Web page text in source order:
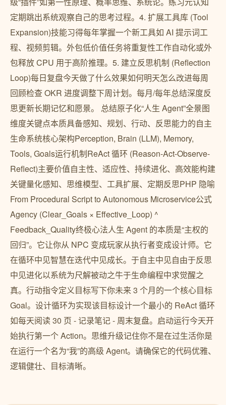
定期跳出系统观察自己的思考过程。4. 扩展工具库 (Tool
Expansion)技能习得每年掌握一个新工具如 AI 提示词工
程、视频剪辑。外包低价值任务将重复性工作自动化或外
包释放 CPU 用于高阶推理。5. 建立反思机制 (Reflection
Loop)每日复盘今天做了什么效果如何明天怎么改进每周
回顾检查 OKR 进度调整下周计划。每月/每年总结深度反
思更新长期记忆和愿景。 总结原子化“人生 Agent”全景图
维度关键点本质具备感知、规划、行动、反思能力的自主
生命系统核心架构Perception, Brain (LLM), Memory,
Tools, Goals运行机制ReAct 循环 (Reason-Act-Observe-
Reflect)主要价值自主性、适应性、持续进化、高效能构建
关键量化感知、思维模型、工具扩展、定期反思PHP 隐喻
From Procedural Script to Autonomous Microservice公式
Agency (Clear_Goals × Effective_Loop) ^
Feedback_Quality终极心法人生 Agent 的本质是“主权的
回归”。它让你从 NPC 变成玩家从执行者变成设计师。它
在循环中见智慧在迭代中见成长。于自主中见自由于反思
中见进化以系统为尺解被动之牛于生命编程中求觉醒之
真。行动指令定义目标写下你未来 3 个月的一个核心目标
Goal。设计循环为实现该目标设计一个最小的 ReAct 循环
如每天阅读 30 页 - 记录笔记 - 周末复盘。启动运行今天开
始执行第一个 Action。思维升级记住你不是在过生活你是
在运行一个名为“我”的高级 Agent。请确保它的代码优雅、
逻辑健壮、目标清晰。